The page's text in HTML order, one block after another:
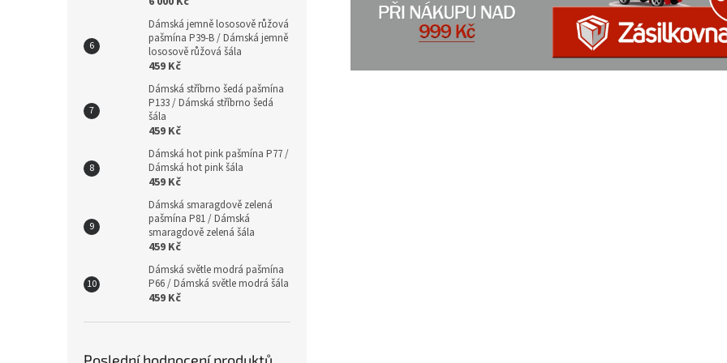
Dámská jemně lososově růžová
pašmína P39-B / Dámská jemně
lososově růžová šála
459 Kč
Dámská stříbrno šedá pašmína
P133 / Dámská stříbrno šedá
šála
459 Kč
Dámská hot pink pašmína P77 /
Dámská hot pink šála
459 Kč
Dámská smaragdově zelená
pašmína P81 / Dámská
smaragdově zelená šála
459 Kč
Dámská světle modrá pašmína
P66 / Dámská světle modrá šála
459 Kč